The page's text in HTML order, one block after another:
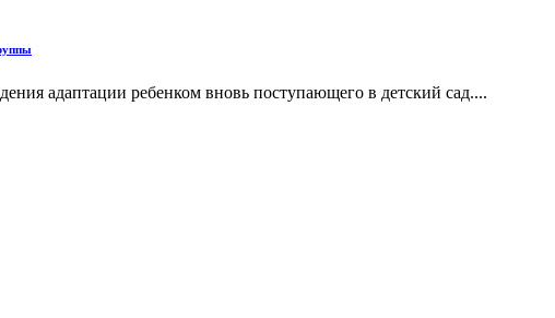
адаптации ребенком вновь поступающего в детский сад....